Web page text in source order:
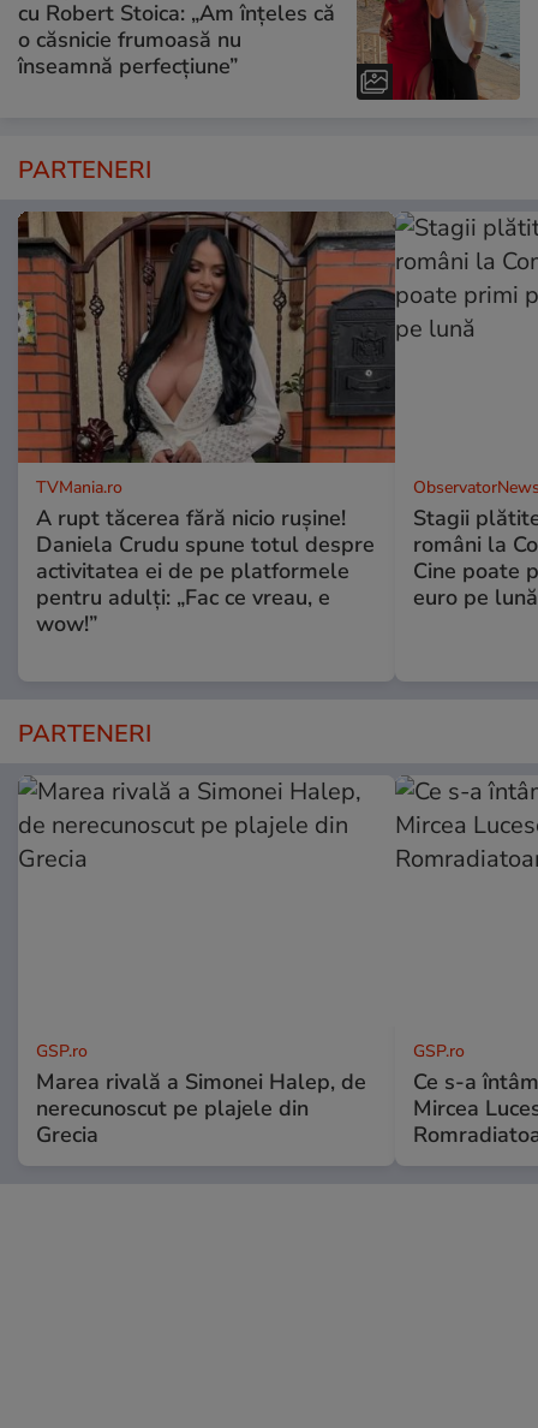
cu Robert Stoica: „Am înțeles că
o căsnicie frumoasă nu
înseamnă perfecțiune”
PARTENERI
TVMania.ro
A rupt tăcerea fără nicio rușine!
Daniela Crudu spune totul despre
activitatea ei de pe platformele
pentru adulți: „Fac ce vreau, e
wow!”
Stagii
români la
Cine poate
euro pe lună
PARTENERI
GSP.ro
Marea rivală a Simonei Halep, de
nerecunoscut pe plajele din
Grecia
GSP.ro
Ce s-a
Mircea